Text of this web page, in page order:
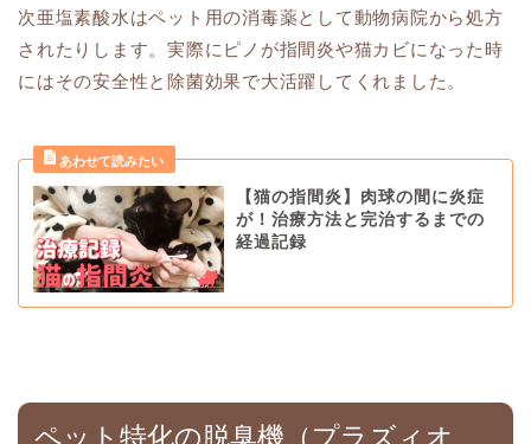
次亜塩素酸水はペット用の消毒薬として動物病院から処方
されたりします。実際にピノが指間炎や猫カビになった時
にはその安全性と除菌効果で大活躍してくれました。
【猫の指間炎】肉球の間に炎症
が！治療方法と完治するまでの
経過記録
ペット特化の脱臭機（プラズィオ